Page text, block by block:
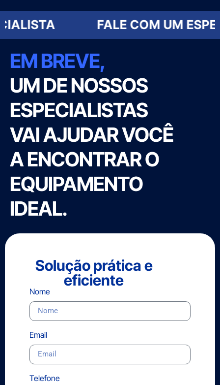
FALE COM UM
EM BREVE,
UM DE NOSSOS
ESPECIALISTAS
VAI AJUDAR VOCÊ
A ENCONTRAR O
EQUIPAMENTO
IDEAL.
Solução prática e
eficiente
Nome
Email
Telefone